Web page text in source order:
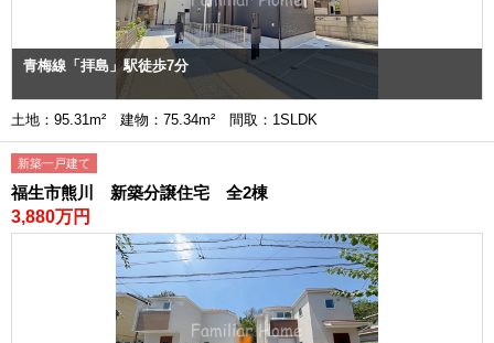
青梅線「拝島」駅徒歩7分
土地：95.31m² 建物：75.34m² 間取：1SLDK
新築一戸建て
福生市熊川 新築分譲住宅 全2棟
3,880万円